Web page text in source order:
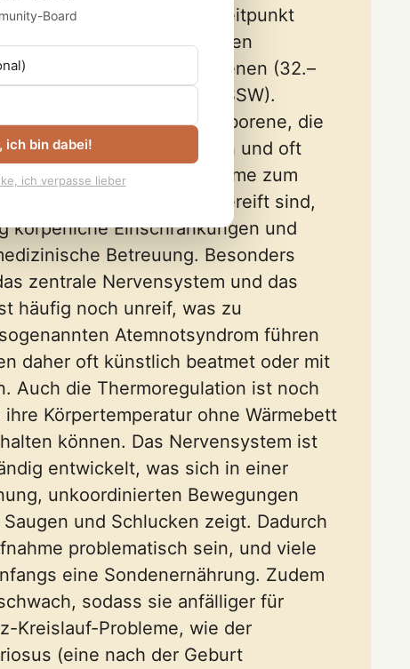
zu diesem Zeitpunkt
man zwischen späten
moderaten Frühgeborenen (32.–
(unter 32. SSW).
extrem Frühgeborene, die
zur Welt kommen und oft
Da viele Organsysteme zum
nicht vollständig ausgereift sind,
körperliche Einschränkungen und
Betreuung. Besonders
zentrale Nervensystem und das
häufig noch unreif, was zu
Atemnotsyndrom führen
daher oft künstlich beatmet oder mit
Auch die Thermoregulation ist noch
Körpertemperatur ohne Wärmebett
können. Das Nervensystem ist
entwickelt, was sich in einer
unkoordinierten Bewegungen
und Schlucken zeigt. Dadurch
problematisch sein, und viele
eine Sondenernährung. Zudem
sodass sie anfälliger für
Kreislauf-Probleme, wie der
(eine nach der Geburt
Board
ich bin dabei!
ich verpasse lieber